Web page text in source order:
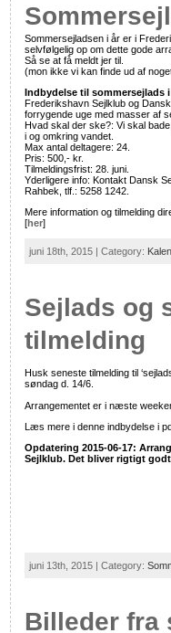
Sommersejladsen i år er i
selvfølgelig op om dette gode
Så se at få meldt jer til.
(mon ikke vi kan finde ud af
Indbydelse til sommersejlads
Frederikshavn Sejlklub og
forrygende uge med masser af
Hvad skal der ske?: Vi skal
i og omkring vandet.
Max antal deltagere: 24.
Pris: 500,- kr.
Tilmeldingsfrist: 28. juni.
Yderligere info: Kontakt Dansk
Rahbek, tlf.: 5258 1242.
Mere information og tilmelding
[her]
juni 18th, 2015 | Category:
Sejlads og
tilmelding
Husk seneste tilmelding til
søndag d. 14/6.
Arrangementet er i næste
Læs mere i denne indbydelse i
Opdatering 2015-06-17:
Sejlklub. Det bliver rigtigt
juni 13th, 2015 | Category:
Billeder fra